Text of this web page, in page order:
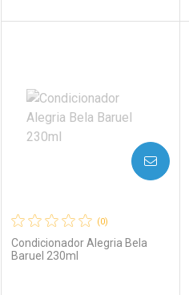
Laboratório
Por Menos
(0)
Condicionador Alegria Bela
Baruel 230ml
AVISE-ME